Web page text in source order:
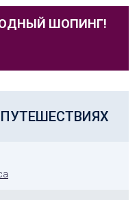
ШОПИНГ!